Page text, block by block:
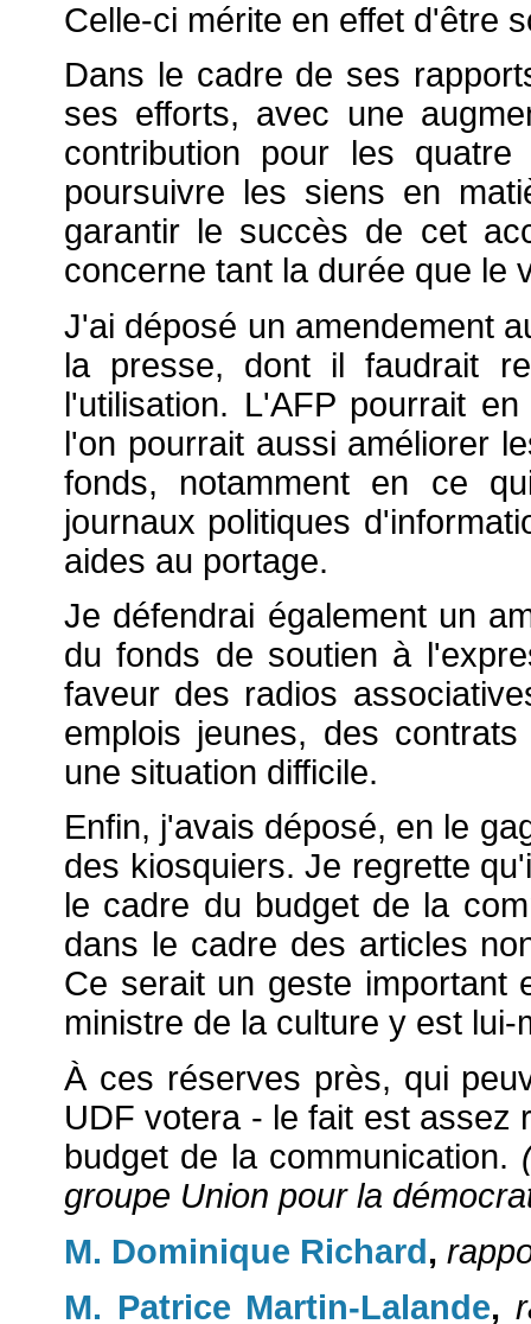
Celle-ci mérite en effet d'être
Dans le cadre de ses
ses efforts, avec une
contribution pour les
poursuivre les siens en
garantir le succès de cet
concerne tant la durée que le
J'ai déposé un amendement
la presse, dont il faudrait
l'utilisation. L'AFP pourrait
l'on pourrait aussi améliorer
fonds, notamment en ce
journaux politiques
aides au portage.
Je défendrai également un
du fonds de soutien à
faveur des radios
emplois jeunes, des
une situation difficile.
Enfin, j'avais déposé, en le
des kiosquiers. Je regrette
le cadre du budget de la
dans le cadre des articles
Ce serait un geste important
ministre de la culture y est
À ces réserves près, qui
UDF votera - le fait est
budget de la communication.
groupe Union pour la
M. Dominique Richard,
M. Patrice Martin-Lalande,